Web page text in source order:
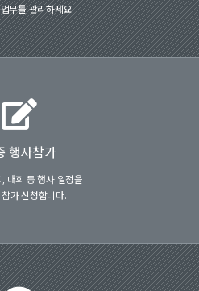
무를 관리하세요.
행사참가
대회 등 행사 일정을
가 신청합니다.